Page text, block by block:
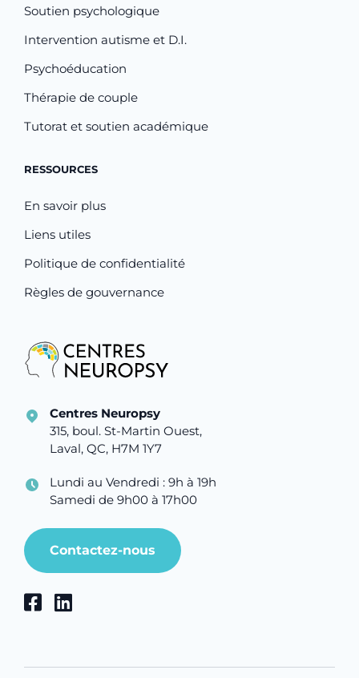
Soutien psychologique
Intervention autisme et D.I.
Psychoéducation
Thérapie de couple
Tutorat et soutien académique
RESSOURCES
En savoir plus
Liens utiles
Politique de confidentialité
Règles de gouvernance
Centres Neuropsy
315, boul. St-Martin Ouest,
Laval, QC, H7M 1Y7
Lundi au Vendredi : 9h à 19h
Samedi de 9h00 à 17h00
Contactez-nous